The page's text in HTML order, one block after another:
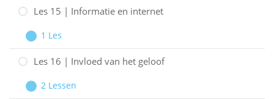
effecten
14
Rechten
en
Les 15 | Informatie en internet
Uitbreiden
Les
15
Informatie
1 Les
Les 16 | Invloed van het geloof
Uitbreiden
Les
2 Lessen